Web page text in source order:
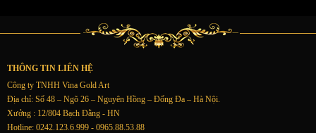
THÔNG TIN LIÊN HỆ
Công ty TNHH Vina Gold Art
Địa chỉ: Số 48 – Ngõ 26 – Nguyên Hồng – Đống Đa – Hà Nội.
Xưởng : 12/804 Bạch Đằng - HN
Hotline: 0242.123.6.999 - 0965.88.53.88